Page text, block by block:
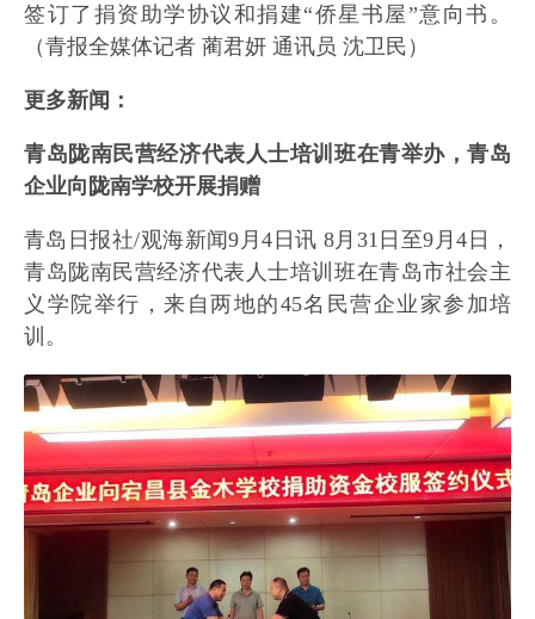
签订了捐资助学协议和捐建“侨星书屋”意向书。
（青报全媒体记者 蔺君妍 通讯员 沈卫民）
更多新闻：
青岛陇南民营经济代表人士培训班在青举办，青岛
企业向陇南学校开展捐赠
青岛日报社/观海新闻9月4日讯 8月31日至9月4日，
青岛陇南民营经济代表人士培训班在青岛市社会主
义学院举行，来自两地的45名民营企业家参加培
训。